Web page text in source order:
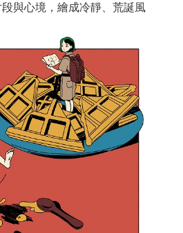
與心境，繪成冷靜、荒誕風